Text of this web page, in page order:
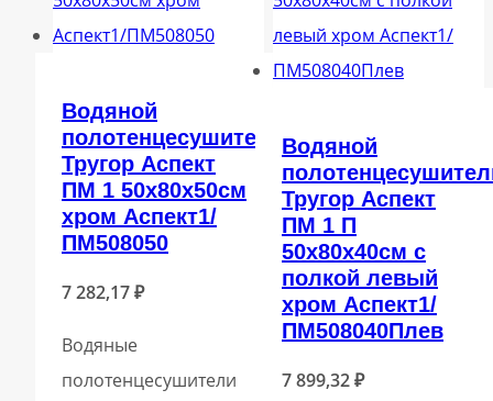
Водяной
полотенцесушитель
Тругор Аспект
ПМ 1 50x80x50см
хром Аспект1/
ПМ508050
7 282,17₽
Водяные
полотенцесушители
Водяной
Тругор Аспект
ПМ 1 П
50x80x40см с
полкой левый
хром Аспект1/
ПМ508040Плев
7 899,32₽